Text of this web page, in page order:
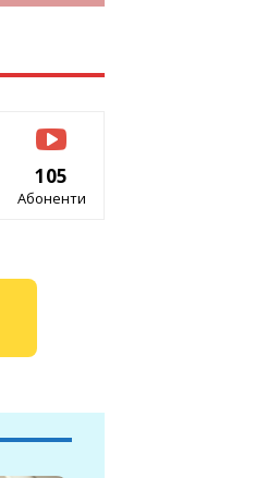
105
Абоненти